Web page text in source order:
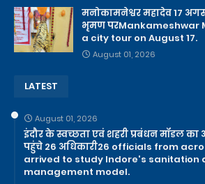
मनोकामनेश्वर महादेव 17
भृमण परMankameshwar
a city tour on August 17.
August 01, 2026
LATEST
August 01, 2026
इंदौर के स्वच्छता एवं शहरी प्रबंधन मॉडल
पहुंचे 26 अधिकारी26 officials from
arrived to study Indore's sanitation
management model.